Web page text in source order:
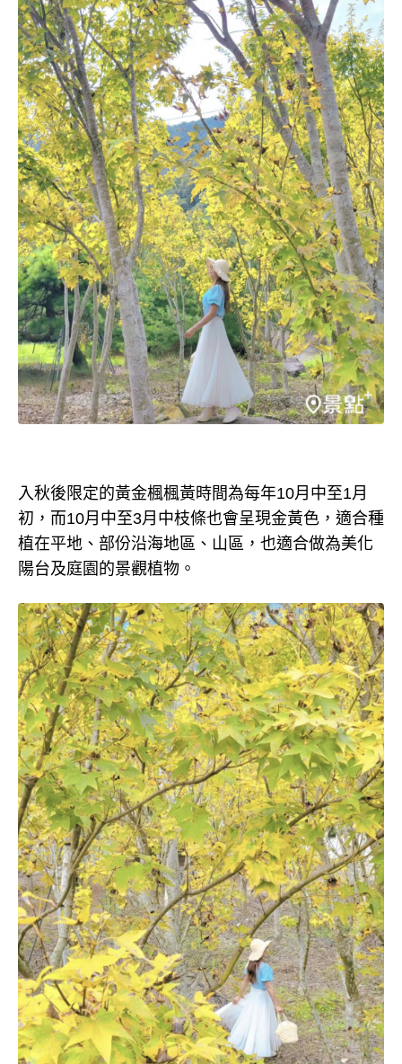
入秋後限定的黃金楓楓黃時間為每年10月中至1月
初，而10月中至3月中枝條也會呈現金黃色，適合種
植在平地、部份沿海地區、山區，也適合做為美化
陽台及庭園的景觀植物。